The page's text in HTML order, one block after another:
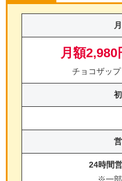
月額2,980
チョコザップ
24時間